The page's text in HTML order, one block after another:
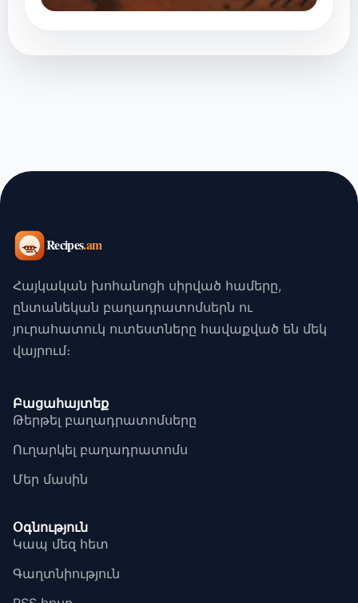
Հայկական խոհանոցի սիրված համերը,
ընտանեկան բաղադրատոմսերն ու
յուրահատուկ ուտեստները հավաքված են մեկ
վայրում։
Բացահայտեք
Թերթել բաղադրատոմսերը
Ուղարկել բաղադրատոմս
Մեր մասին
Օգնություն
Կապ մեզ հետ
Գաղտնիություն